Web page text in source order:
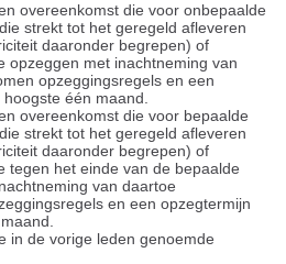
overeenkomst die voor onbepaalde
strekt tot het geregeld afleveren
daaronder begrepen) of
opzeggen met inachtneming van
opzeggingsregels en een
één maand.
overeenkomst die voor bepaalde
strekt tot het geregeld afleveren
daaronder begrepen) of
tegen het einde van de bepaalde
van daartoe
en een opzegtermijn
in de vorige leden genoemde